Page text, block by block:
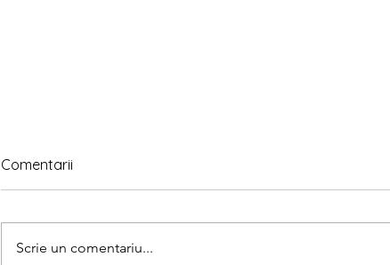
Comentarii
Scrie un comentariu...